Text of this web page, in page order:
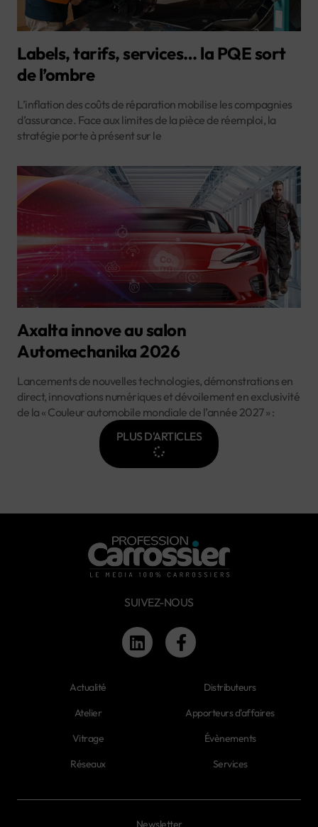
Labels, tarifs, services… la PQE sort
de l’ombre
L’inflation des coûts de réparation mobilise les compagnies
d’assurance. Face aux limites de la pièce de réemploi, la
stratégie porte à présent sur le
Axalta innove au salon
Automechanika 2026
Lancements de nouvelles technologies, démonstrations en
direct, innovations numériques et dévoilement en exclusivité
de la « Couleur automobile mondiale de l’année 2027 » :
PLUS D'ARTICLES
SUIVEZ-NOUS
Actualité
Atelier
Vitrage
Réseaux
Distributeurs
Apporteurs d'affaires
Évènements
Services